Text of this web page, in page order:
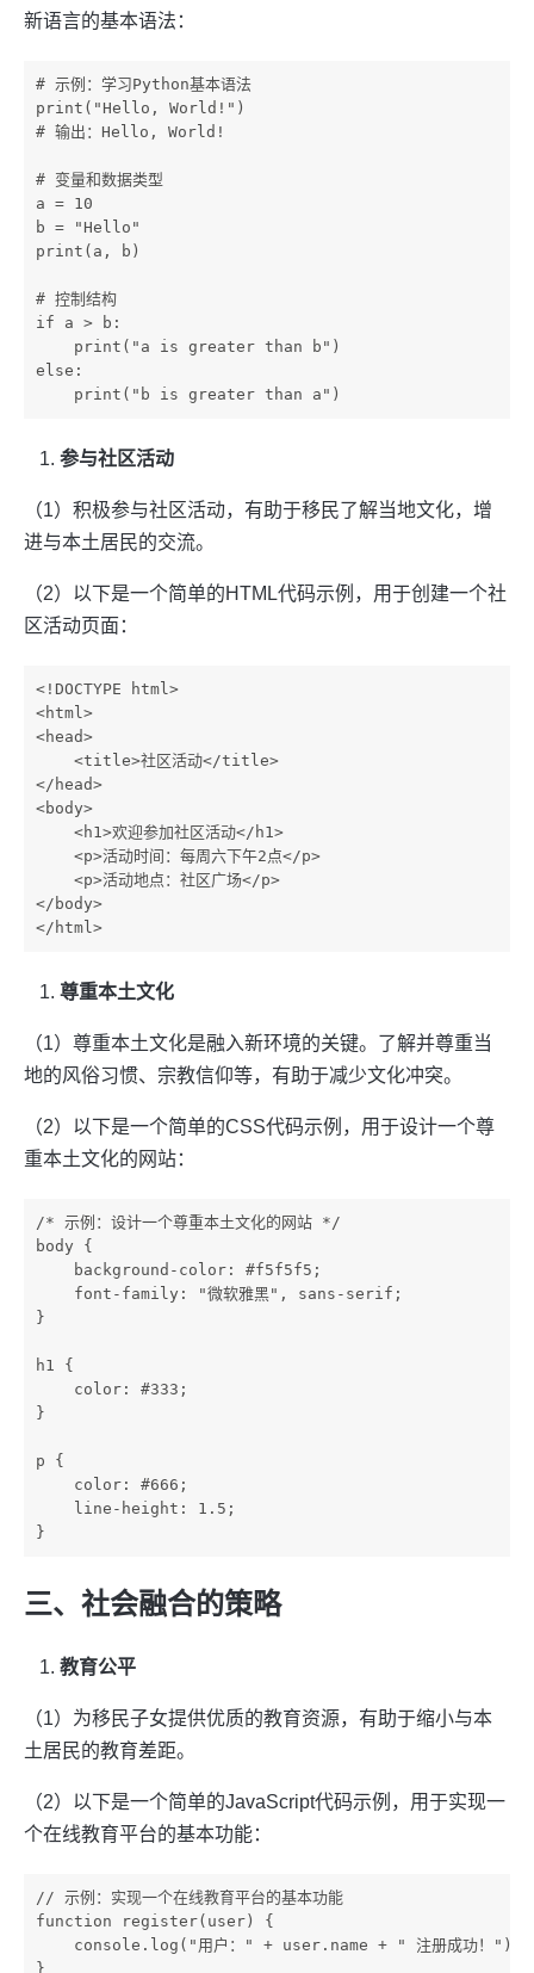
新语言的基本语法：
# 示例：学习Python基本语法
print("Hello, World!")
# 输出：Hello, World!
# 变量和数据类型
a = 10
b = "Hello"
print(a, b)
# 控制结构
if a > b:
    print("a is greater than b")
else:
参与社区活动
（1）积极参与社区活动，有助于移民了解当地文化，增
进与本土居民的交流。
（2）以下是一个简单的HTML代码示例，用于创建一个社
区活动页面：
<!DOCTYPE html>
<html>
<head>
    <title>社区活动</title>
</head>
<body>
    <h1>欢迎参加社区活动</h1>
    <p>活动时间：每周六下午2点</p>
    <p>活动地点：社区广场</p>
</body>
尊重本土文化
（1）尊重本土文化是融入新环境的关键。了解并尊重当
地的风俗习惯、宗教信仰等，有助于减少文化冲突。
（2）以下是一个简单的CSS代码示例，用于设计一个尊
重本土文化的网站：
/* 示例：设计一个尊重本土文化的网站 */
body {
    background-color: #f5f5f5;
    font-family: "微软雅黑", sans-serif;
}
h1 {
    color: #333;
}
p {
    color: #666;
    line-height: 1.5;
三、社会融合的策略
教育公平
（1）为移民子女提供优质的教育资源，有助于缩小与本
土居民的教育差距。
（2）以下是一个简单的JavaScript代码示例，用于实现一
个在线教育平台的基本功能：
// 示例：实现一个在线教育平台的基本功能
function register(user) {
    console.log("用户：" + user.name + " 注册成功！");
}